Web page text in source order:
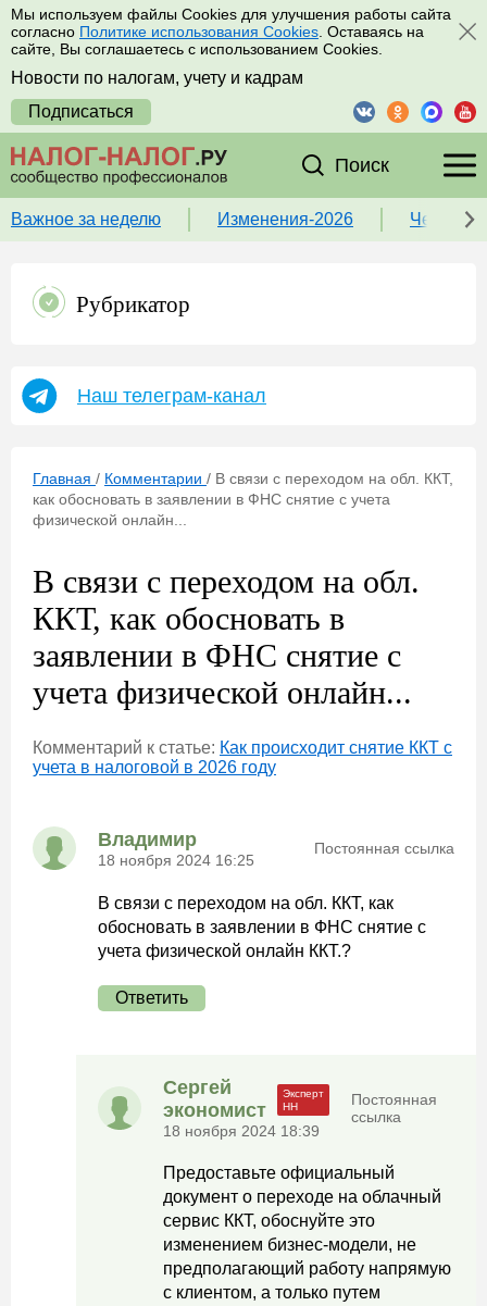
Мы используем файлы Cookies для улучшения работы сайта
согласно Политике использования Cookies . Оставаясь на
сайте, Вы соглашаетесь с использованием Cookies.
Новости по налогам, учету и кадрам
Подписаться
Поиск
Важное за неделю Изменения-2026 Чек-
Рубрикатор
Наш телеграм-канал
Главная / Комментарии / В связи с переходом на обл. ККТ,
как обосновать в заявлении в ФНС снятие с учета
физической онлайн...
В связи с переходом на обл.
ККТ, как обосновать в
заявлении в ФНС снятие с
учета физической онлайн...
Комментарий к статье: Как происходит снятие ККТ с
учета в налоговой в 2026 году
Владимир
18 ноября 2024 16:25
Постоянная ссылка
В связи с переходом на обл. ККТ, как
обосновать в заявлении в ФНС снятие с
учета физической онлайн ККТ.?
Ответить
Сергей
экономист
18 ноября 2024 18:39
Постоянная
ссылка
Предоставьте официальный
документ о переходе на облачный
сервис ККТ, обоснуйте это
изменением бизнес-модели, не
предполагающий работу напрямую
с клиентом, а только путем